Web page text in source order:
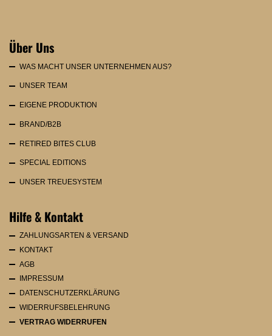
Über Uns
WAS MACHT UNSER UNTERNEHMEN AUS?
UNSER TEAM
EIGENE PRODUKTION
BRAND/B2B
RETIRED BITES CLUB
SPECIAL EDITIONS
UNSER TREUESYSTEM
Hilfe & Kontakt
ZAHLUNGSARTEN & VERSAND
KONTAKT
AGB
IMPRESSUM
DATENSCHUTZERKLÄRUNG
WIDERRUFSBELEHRUNG
VERTRAG WIDERRUFEN